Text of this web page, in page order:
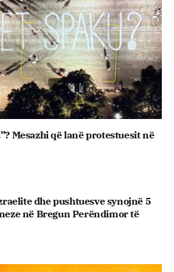
Mesazhi që lanë protestuesit në
dhe pushtuesve synojnë 5
në Bregun Perëndimor të